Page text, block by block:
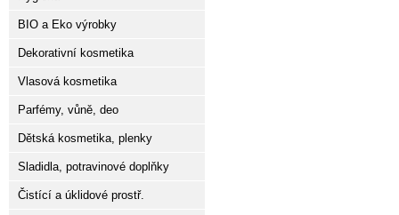
BIO a Eko výrobky
Dekorativní kosmetika
Vlasová kosmetika
Parfémy, vůně, deo
Dětská kosmetika, plenky
Sladidla, potravinové doplňky
Čistící a úklidové prostř.